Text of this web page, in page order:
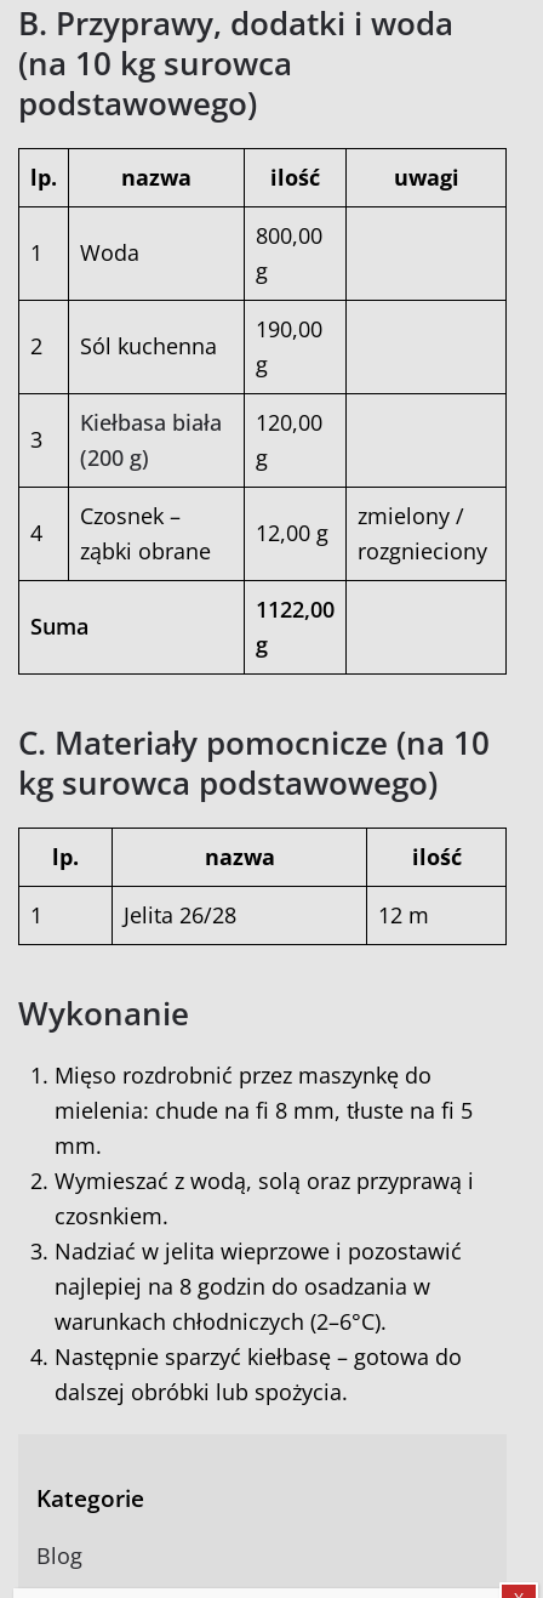
B. Przyprawy, dodatki i woda
(na 10 kg surowca
podstawowego)
lp. nazwa ilość uwagi
1 Woda
800,00
g
2 Sól kuchenna
190,00
g
3
Kiełbasa biała
(200 g)
120,00
g
4
Czosnek –
ząbki obrane
12,00 g
zmielony /
rozgnieciony
Suma
1122,00
g
C. Materiały pomocnicze (na 10
kg surowca podstawowego)
lp. nazwa
ilość
1
Jelita 26/28 12 m
Wykonanie
Mięso rozdrobnić przez maszynkę do
mielenia: chude na fi 8 mm, tłuste na fi 5
mm.
Wymieszać z wodą, solą oraz przyprawą i
czosnkiem.
Nadziać w jelita wieprzowe i pozostawić
najlepiej na 8 godzin do osadzania w
warunkach chłodniczych (2–6°C).
Następnie sparzyć kiełbasę – gotowa do
dalszej obróbki lub spożycia.
Kategorie
Blog